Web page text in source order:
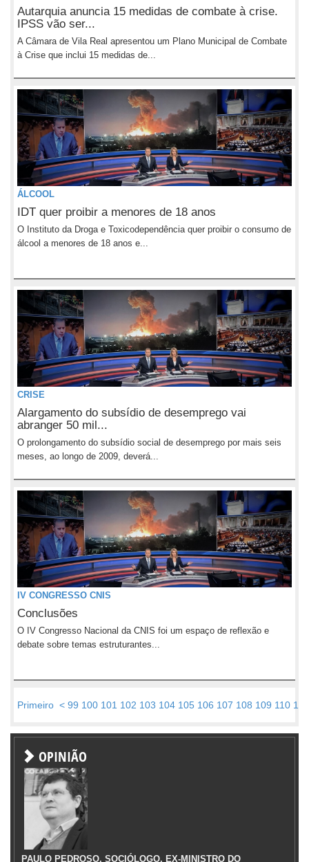
Autarquia anuncia 15 medidas de combate à crise.
IPSS vão ser...
A Câmara de Vila Real apresentou um Plano Municipal de Combate
à Crise que inclui 15 medidas de...
ÁLCOOL
IDT quer proibir a menores de 18 anos
O Instituto da Droga e Toxicodependência quer proibir o consumo de
álcool a menores de 18 anos e...
CRISE
Alargamento do subsídio de desemprego vai
abranger 50 mil...
O prolongamento do subsídio social de desemprego por mais seis
meses, ao longo de 2009, deverá...
IV CONGRESSO CNIS
Conclusões
O IV Congresso Nacional da CNIS foi um espaço de reflexão e
debate sobre temas estruturantes...
Primeiro < 99 100 101 102 103 104 105 106 107 108 109 110 111
OPINIÃO
PAULO PEDROSO, SOCIÓLOGO, EX-MINISTRO DO